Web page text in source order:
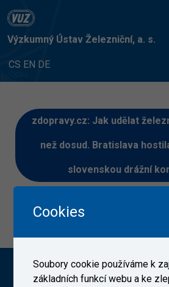
Výzkumný Ústav Železniční, a. s.
CS EN DE
zdopravy.cz: Jak udělat
než dosud. Bratislava
slovenskou drážní
Výzkumný Ústav
Cookies
Soubory cookie používáme k
základních funkcí webu a ke